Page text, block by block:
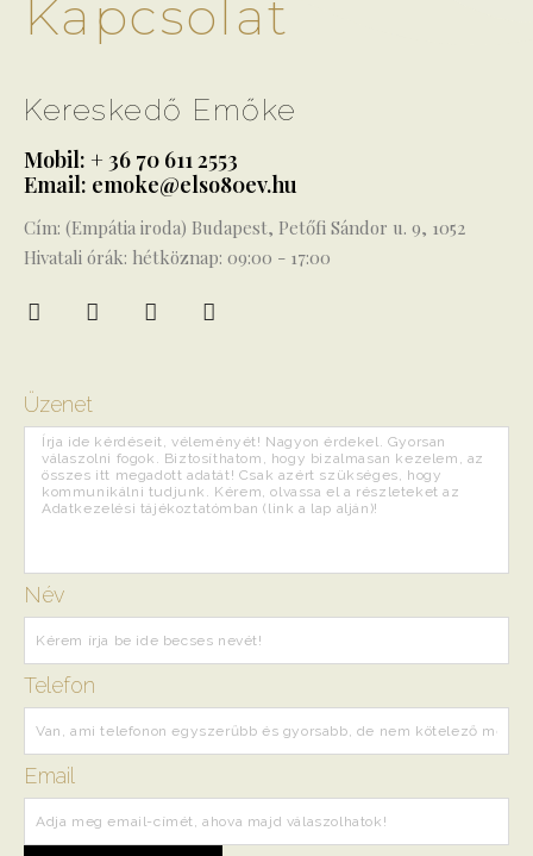
Kapcsolat
Kereskedő Emőke
Mobil: + 36 70 611 2553
Email: emoke@elso80ev.hu
Cím: (Empátia iroda) Budapest, Petőfi Sándor u. 9, 1052
Hivatali órák: hétköznap: 09:00 - 17:00
Üzenet
Név
Telefon
Email